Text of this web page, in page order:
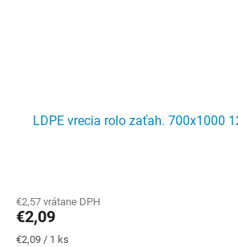
LDPE vrecia rolo zaťah. 700x1000
produktu
je
5,0
€2,57 vrátane DPH
€2,09
Jednotková
€2,09 / 1 ks